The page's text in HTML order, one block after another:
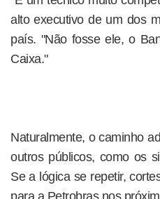
alto executivo de um dos
país. "Não fosse ele, o
Caixa."
Naturalmente, o caminho
outros públicos, como os
Se a lógica se repetir,
para a Petrobras nos